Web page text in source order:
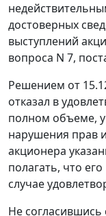
достоверных
выступлений
вопроса N 7,
Решением от
отказал в
полном объеме,
нарушения прав
акционера
полагать, что
случае
Не